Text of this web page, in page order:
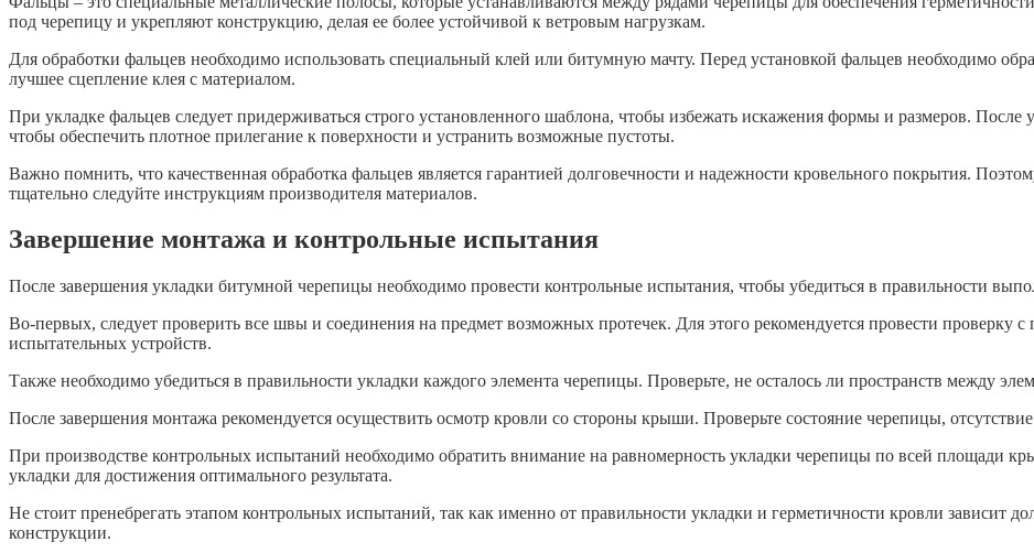
под черепицу и укрепляют конструкцию, делая ее более устойчивой к ветровым нагрузкам.
Для обработки фальцев необходимо использовать специальный клей или битумную мачту. Перед установкой фальцев необходимо
лучшее сцепление клея с материалом.
При укладке фальцев следует придерживаться строго установленного шаблона, чтобы избежать искажения формы и размеров. После
чтобы обеспечить плотное прилегание к поверхности и устранить возможные пустоты.
Важно помнить, что качественная обработка фальцев является гарантией долговечности и надежности кровельного покрытия.
тщательно следуйте инструкциям производителя материалов.
Завершение монтажа и контрольные испытания
После завершения укладки битумной черепицы необходимо провести контрольные испытания, чтобы убедиться в правильности
Во-первых, следует проверить все швы и соединения на предмет возможных протечек. Для этого рекомендуется провести
испытательных устройств.
Также необходимо убедиться в правильности укладки каждого элемента черепицы. Проверьте, не осталось ли пространств между
После завершения монтажа рекомендуется осуществить осмотр кровли со стороны крыши. Проверьте состояние черепицы,
При производстве контрольных испытаний необходимо обратить внимание на равномерность укладки черепицы по всей площади
укладки для достижения оптимального результата.
Не стоит пренебрегать этапом контрольных испытаний, так как именно от правильности укладки и герметичности кровли зависит
конструкции.